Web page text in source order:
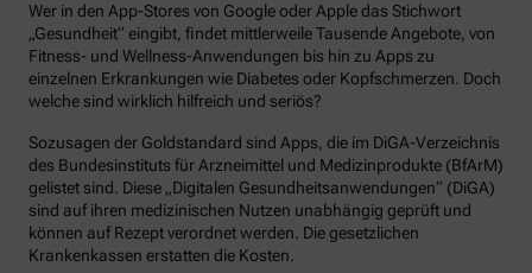
Wer in den App-Stores von Google oder Apple das Stichwort
„Gesundheit“ eingibt, findet mittlerweile Tausende Angebote, von
Fitness- und Wellness-Anwendungen bis hin zu Apps zu
einzelnen Erkrankungen wie Diabetes oder Kopfschmerzen. Doch
welche sind wirklich hilfreich und seriös?
Sozusagen der Goldstandard sind Apps, die im DiGA-Verzeichnis
des Bundesinstituts für Arzneimittel und Medizinprodukte (BfArM)
gelistet sind. Diese „Digitalen Gesundheitsanwendungen“ (DiGA)
sind auf ihren medizinischen Nutzen unabhängig geprüft und
können auf Rezept verordnet werden. Die gesetzlichen
Krankenkassen erstatten die Kosten.